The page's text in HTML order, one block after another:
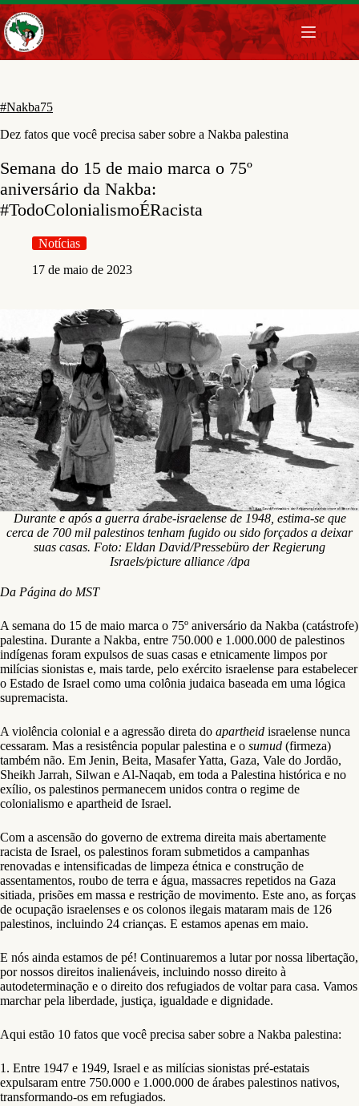
Pular
para
o
conteúdo
#Nakba75
Dez fatos que você precisa saber sobre a Nakba palestina
Semana do 15 de maio marca o 75º
aniversário da Nakba:
#TodoColonialismoÉRacista
Notícias
17 de maio de 2023
Durante e após a guerra árabe-israelense de 1948, estima-se que
cerca de 700 mil palestinos tenham fugido ou sido forçados a deixar
suas casas. Foto: Eldan David/Pressebüro der Regierung
Israels/picture alliance /dpa
Da Página do MST
A semana do 15 de maio marca o 75º aniversário da Nakba (catástrofe)
palestina. Durante a Nakba, entre 750.000 e 1.000.000 de palestinos
indígenas foram expulsos de suas casas e etnicamente limpos por
milícias sionistas e, mais tarde, pelo exército israelense para estabelecer
o Estado de Israel como uma colônia judaica baseada em uma lógica
supremacista.
A violência colonial e a agressão direta do apartheid israelense nunca
cessaram. Mas a resistência popular palestina e o sumud (firmeza)
também não. Em Jenin, Beita, Masafer Yatta, Gaza, Vale do Jordão,
Sheikh Jarrah, Silwan e Al-Naqab, em toda a Palestina histórica e no
exílio, os palestinos permanecem unidos contra o regime de
colonialismo e apartheid de Israel.
Com a ascensão do governo de extrema direita mais abertamente
racista de Israel, os palestinos foram submetidos a campanhas
renovadas e intensificadas de limpeza étnica e construção de
assentamentos, roubo de terra e água, massacres repetidos na Gaza
sitiada, prisões em massa e restrição de movimento. Este ano, as forças
de ocupação israelenses e os colonos ilegais mataram mais de 126
palestinos, incluindo 24 crianças. E estamos apenas em maio.
E nós ainda estamos de pé! Continuaremos a lutar por nossa libertação,
por nossos direitos inalienáveis, incluindo nosso direito à
autodeterminação e o direito dos refugiados de voltar para casa. Vamos
marchar pela liberdade, justiça, igualdade e dignidade.
Aqui estão 10 fatos que você precisa saber sobre a Nakba palestina:
1. Entre 1947 e 1949, Israel e as milícias sionistas pré-estatais
expulsaram entre 750.000 e 1.000.000 de árabes palestinos nativos,
transformando-os em refugiados.